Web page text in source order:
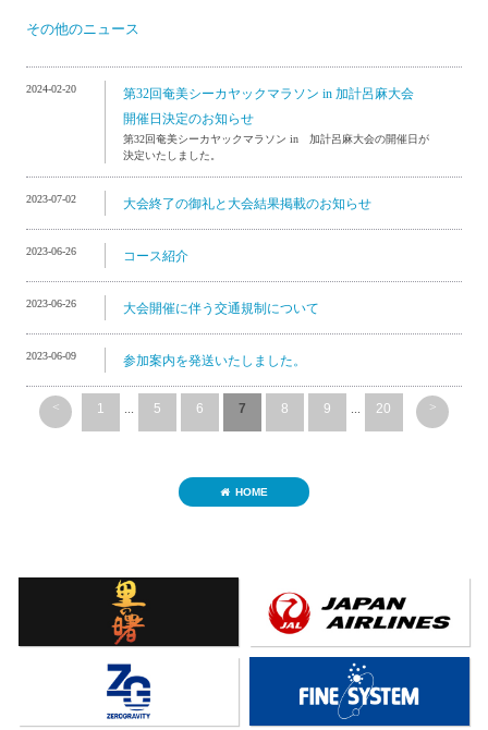
その他のニュース
2024-02-20
第32回奄美シーカヤックマラソン in 加計呂麻大会
開催日決定のお知らせ
第32回奄美シーカヤックマラソン in 加計呂麻大会の開催日が
決定いたしました。
2023-07-02 大会終了の御礼と大会結果掲載のお知らせ
2023-06-26 コース紹介
2023-06-26 大会開催に伴う交通規制について
2023-06-09 参加案内を発送いたしました。
< 1 ... 5 6 7 8 9 ... 20 >
HOME